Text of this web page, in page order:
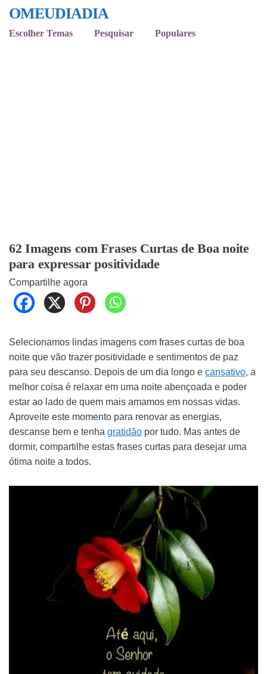
OMEUDIADIA
Escolher Temas Pesquisar Populares
62 Imagens com Frases Curtas de Boa noite
para expressar positividade
Compartilhe agora
Selecionamos lindas imagens com frases curtas de boa
noite que vão trazer positividade e sentimentos de paz
para seu descanso. Depois de um dia longo e cansativo, a
melhor coisa é relaxar em uma noite abençoada e poder
estar ao lado de quem mais amamos em nossas vidas.
Aproveite este momento para renovar as energias,
descanse bem e tenha gratidão por tudo. Mas antes de
dormir, compartilhe estas frases curtas para desejar uma
ótima noite a todos.